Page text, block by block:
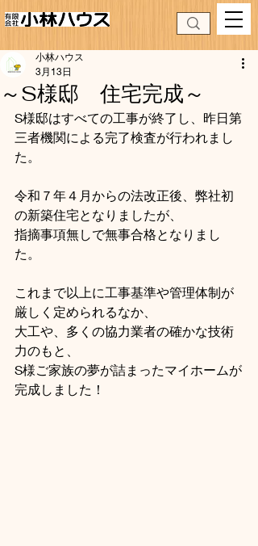
～S様邸 住宅完成～
小林ハウス
3月13日
S様邸はすべての工事が終了し、昨日第
三者機関による完了検査が行われまし
た。
令和７年４月からの法改正後、弊社初
の新築住宅となりましたが、
指摘事項無しで無事合格となりまし
た。
これまで以上に工事基準や管理体制が
厳しく定められるなか、
大工や、多くの協力業者の確かな技術
力のもと、
S様ご家族の夢が詰まったマイホームが
完成しました！